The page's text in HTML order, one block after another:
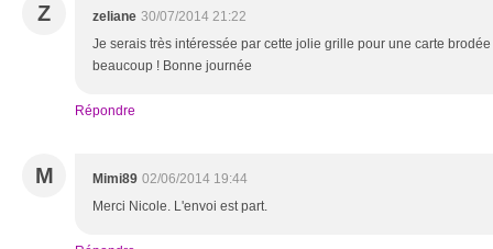
Z zeliane 30/07/2014 21:22
Je serais très intéressée par cette jolie grille pour une carte
beaucoup ! Bonne journée
Répondre
M Mimi89 02/06/2014 19:44
Merci Nicole. L'envoi est part.